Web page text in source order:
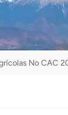
No CAC